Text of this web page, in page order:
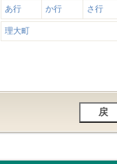
あ行 か行 さ行
理大町